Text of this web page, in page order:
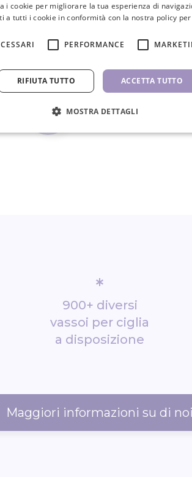
in gel 160 pz. (320
119,00 €
PZ
Mini
*
900+ diversi
vassoi per ciglia
a disposizione
Maggiori informazioni su di noi
i cookie per migliorare la tua esperienza di
a tutti i cookie in conformità con la nostra policy
PERFORMANCE
ACCETTA TUTTO
RIFIUTA TUTTO
MOSTRA DETTAGLI